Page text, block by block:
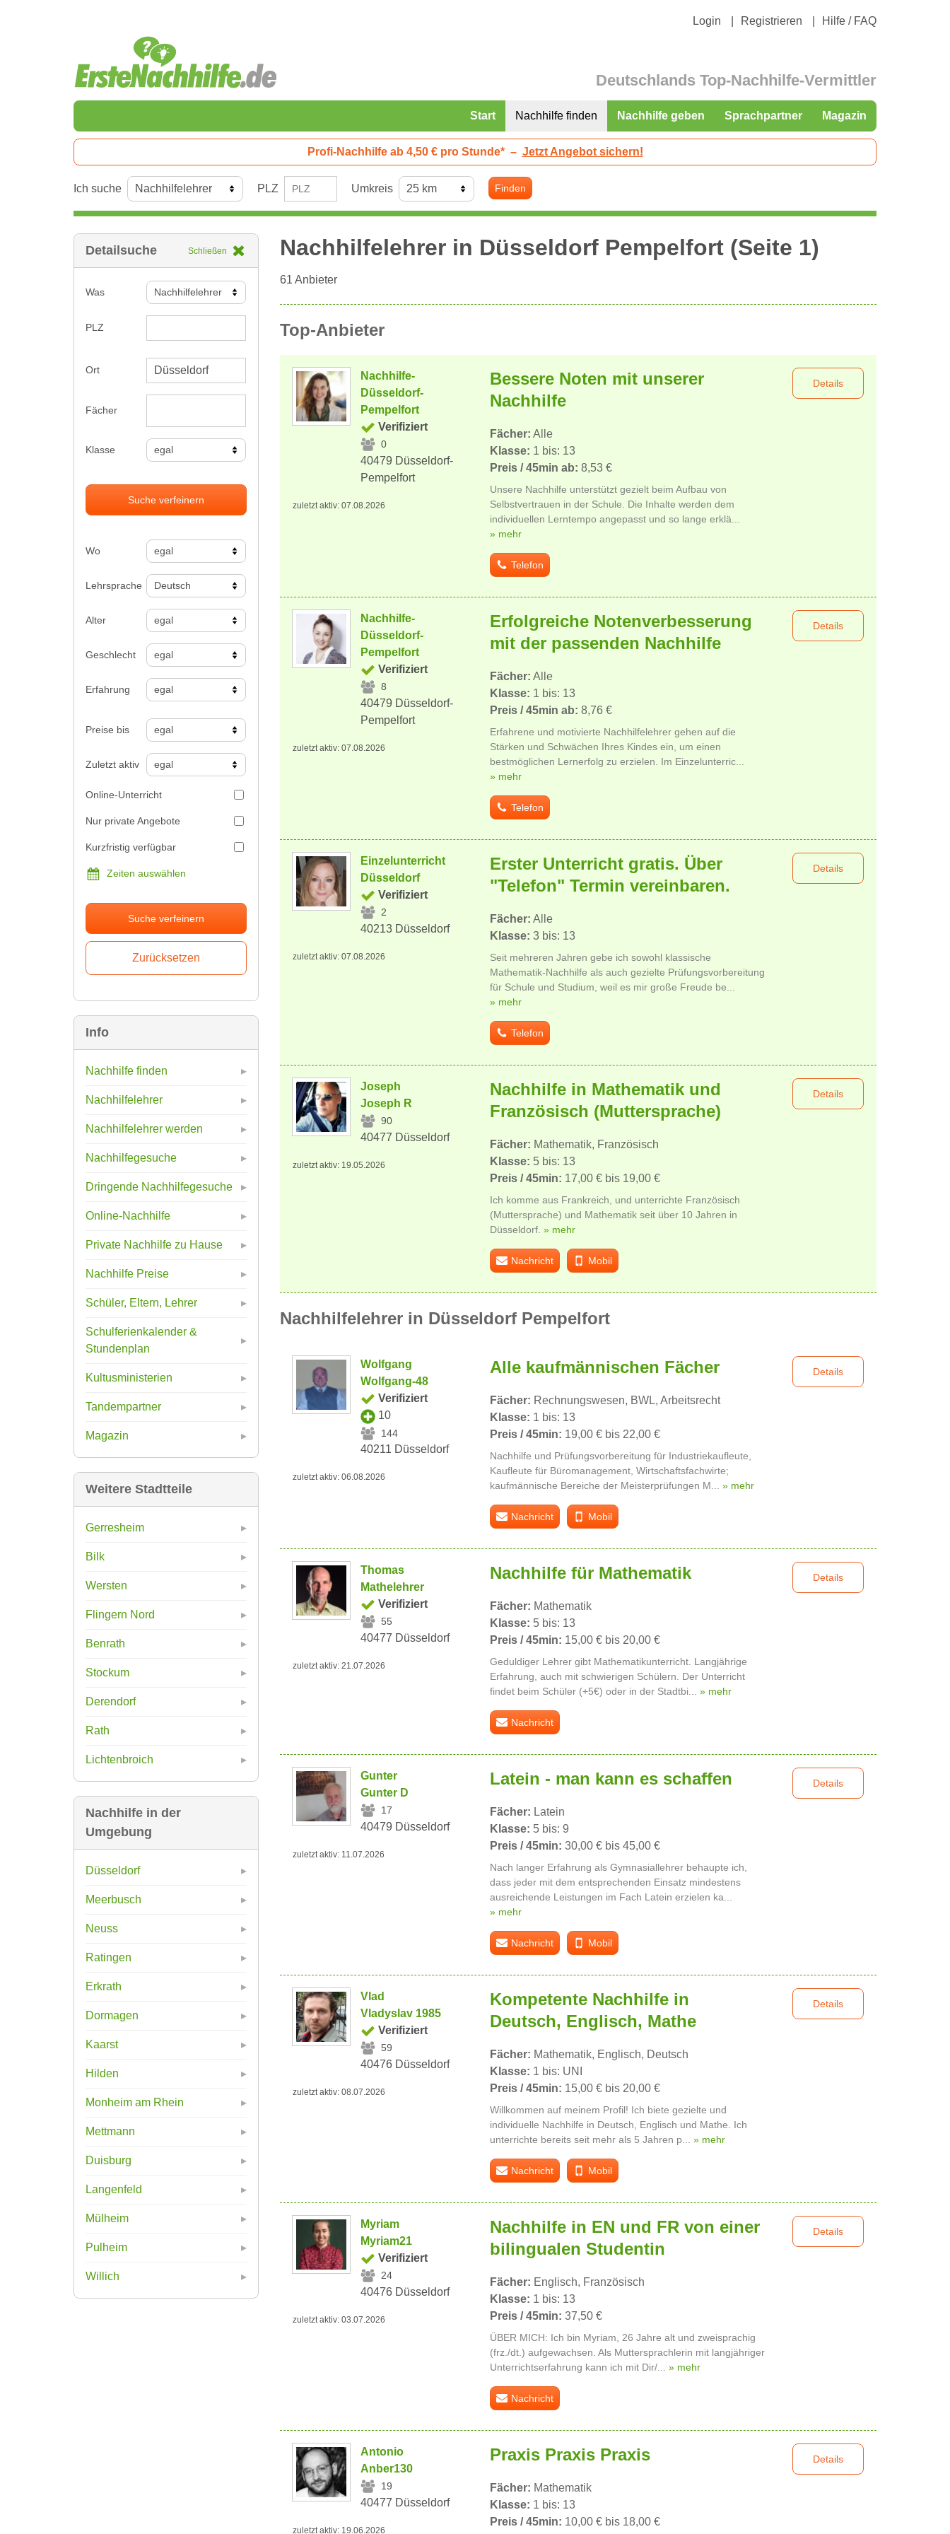
Login Registrieren Hilfe / FAQ
Deutschlands Top-Nachhilfe-Vermittler
Start Nachhilfe finden Nachhilfe geben Sprachpartner Magazin
Profi-Nachhilfe ab 4,50 € pro Stunde* – Jetzt Angebot sichern!
Ich suche PLZ Umkreis Finden
Detailsuche Schließen
Was
PLZ
Ort
Fächer
Klasse
Suche verfeinern
Wo
Lehrsprache
Alter
Geschlecht
Erfahrung
Preise bis
Zuletzt aktiv
Online-Unterricht
Nur private Angebote
Kurzfristig verfügbar
Zeiten auswählen
Suche verfeinern
Info
Nachhilfe finden
Nachhilfelehrer
Nachhilfelehrer werden
Nachhilfegesuche
Dringende Nachhilfegesuche
Online-Nachhilfe
Private Nachhilfe zu Hause
Nachhilfe Preise
Schüler, Eltern, Lehrer
Schulferienkalender &
Stundenplan
Kultusministerien
Tandempartner
Magazin
Weitere Stadtteile
Gerresheim
Bilk
Wersten
Flingern Nord
Benrath
Stockum
Derendorf
Rath
Lichtenbroich
Nachhilfe in der
Umgebung
Düsseldorf
Meerbusch
Neuss
Ratingen
Erkrath
Dormagen
Kaarst
Hilden
Monheim am Rhein
Mettmann
Duisburg
Langenfeld
Mülheim
Pulheim
Willich
Nachhilfelehrer in DüsseldorfPempelfort (Seite 1)
61 Anbieter
Top-Anbieter
Nachhilfe-
Düsseldorf-
Pempelfort
Verifiziert
0
40479 Düsseldorf-
Pempelfort
zuletzt aktiv: 07.08.2026
Bessere Noten mit unserer
Nachhilfe
Fächer: Alle
Klasse: 1 bis: 13
Preis / 45min ab: 8,53 €
Unsere Nachhilfe unterstützt gezielt beim Aufbau von
Selbstvertrauen in der Schule. Die Inhalte werden dem
individuellen Lerntempo angepasst und so lange erklä...
» mehr
Details
Telefon
Nachhilfe-
Düsseldorf-
Pempelfort
Verifiziert
8
40479 Düsseldorf-
Pempelfort
zuletzt aktiv: 07.08.2026
Erfolgreiche Notenverbesserung
mit der passenden Nachhilfe
Fächer: Alle
Klasse: 1 bis: 13
Preis / 45min ab: 8,76 €
Erfahrene und motivierte Nachhilfelehrer gehen auf die
Stärken und Schwächen Ihres Kindes ein, um einen
bestmöglichen Lernerfolg zu erzielen. Im Einzelunterric...
» mehr
Details
Telefon
Einzelunterricht
Düsseldorf
Verifiziert
2
40213 Düsseldorf
zuletzt aktiv: 07.08.2026
Erster Unterricht gratis. Über
"Telefon" Termin vereinbaren.
Fächer: Alle
Klasse: 3 bis: 13
Seit mehreren Jahren gebe ich sowohl klassische
Mathematik-Nachhilfe als auch gezielte Prüfungsvorbereitung
für Schule und Studium, weil es mir große Freude be...
» mehr
Details
Telefon
Joseph
Joseph R
90
40477 Düsseldorf
zuletzt aktiv: 19.05.2026
Nachhilfe in Mathematik und
Französisch (Muttersprache)
Fächer: Mathematik, Französisch
Klasse: 5 bis: 13
Preis / 45min: 17,00 € bis 19,00 €
Ich komme aus Frankreich, und unterrichte Französisch
(Muttersprache) und Mathematik seit über 10 Jahren in
Düsseldorf. » mehr
Details
Nachricht Mobil
Nachhilfelehrer in Düsseldorf Pempelfort
Wolfgang
Wolfgang-48
Verifiziert
10
144
40211 Düsseldorf
zuletzt aktiv: 06.08.2026
Alle kaufmännischen Fächer
Fächer: Rechnungswesen, BWL, Arbeitsrecht
Klasse: 1 bis: 13
Preis / 45min: 19,00 € bis 22,00 €
Nachhilfe und Prüfungsvorbereitung für Industriekaufleute,
Kaufleute für Büromanagement, Wirtschaftsfachwirte;
kaufmännische Bereiche der Meisterprüfungen M... » mehr
Details
Nachricht Mobil
Thomas
Mathelehrer
Verifiziert
55
40477 Düsseldorf
zuletzt aktiv: 21.07.2026
Nachhilfe für Mathematik
Fächer: Mathematik
Klasse: 5 bis: 13
Preis / 45min: 15,00 € bis 20,00 €
Geduldiger Lehrer gibt Mathematikunterricht. Langjährige
Erfahrung, auch mit schwierigen Schülern. Der Unterricht
findet beim Schüler (+5€) oder in der Stadtbi... » mehr
Details
Nachricht
Gunter
Gunter D
17
40479 Düsseldorf
zuletzt aktiv: 11.07.2026
Latein - man kann es schaffen
Fächer: Latein
Klasse: 5 bis: 9
Preis / 45min: 30,00 € bis 45,00 €
Nach langer Erfahrung als Gymnasiallehrer behaupte ich,
dass jeder mit dem entsprechenden Einsatz mindestens
ausreichende Leistungen im Fach Latein erzielen ka...
» mehr
Details
Nachricht Mobil
Vlad
Vladyslav 1985
Verifiziert
59
40476 Düsseldorf
zuletzt aktiv: 08.07.2026
Kompetente Nachhilfe in
Deutsch, Englisch, Mathe
Fächer: Mathematik, Englisch, Deutsch
Klasse: 1 bis: UNI
Preis / 45min: 15,00 € bis 20,00 €
Willkommen auf meinem Profil! Ich biete gezielte und
individuelle Nachhilfe in Deutsch, Englisch und Mathe. Ich
unterrichte bereits seit mehr als 5 Jahren p... » mehr
Details
Nachricht Mobil
Myriam
Myriam21
Verifiziert
24
40476 Düsseldorf
zuletzt aktiv: 03.07.2026
Nachhilfe in EN und FR von einer
bilingualen Studentin
Fächer: Englisch, Französisch
Klasse: 1 bis: 13
Preis / 45min: 37,50 €
ÜBER MICH: Ich bin Myriam, 26 Jahre alt und zweisprachig
(frz./dt.) aufgewachsen. Als Muttersprachlerin mit langjähriger
Unterrichtserfahrung kann ich mit Dir/... » mehr
Details
Nachricht
Antonio
Anber130
19
40477 Düsseldorf
zuletzt aktiv: 19.06.2026
Praxis Praxis Praxis
Fächer: Mathematik
Klasse: 1 bis: 13
Preis / 45min: 10,00 € bis 18,00 €
Details